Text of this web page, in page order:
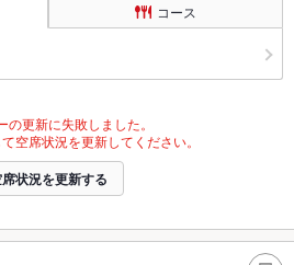
コース
の更新に失敗しました。
空席状況を更新してください。
状況を更新する